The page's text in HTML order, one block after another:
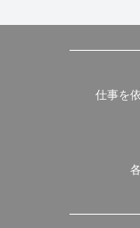
仕事を